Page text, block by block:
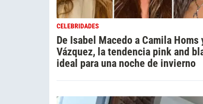
CELEBRIDADES
De Isabel Macedo a Camila Homs
Vázquez, la tendencia pink and
ideal para una noche de invierno